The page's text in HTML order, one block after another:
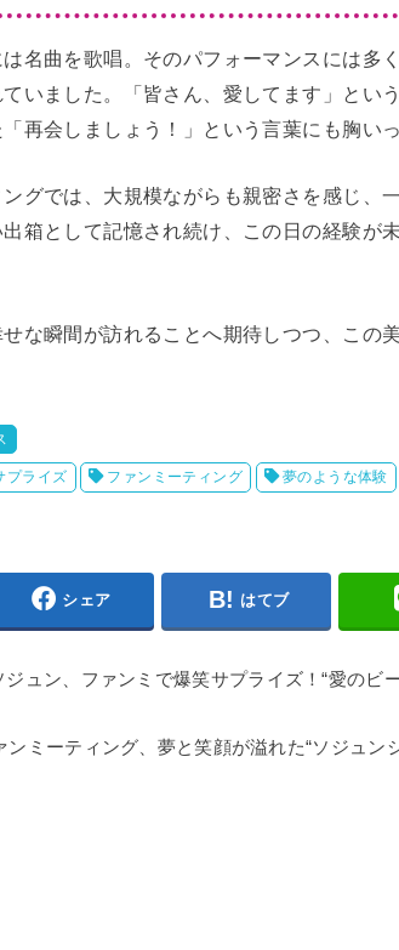
名曲を歌唱。そのパフォーマンスには多
いました。「皆さん、愛してます」とい
再会しましょう！」という言葉にも胸い
グでは、大規模ながらも親密さを感じ、
箱として記憶され続け、この日の経験が
な瞬間が訪れることへ期待しつつ、この
プライズ ファンミーティング 夢のような体験
シェア はてブ
ジュン、ファンミで爆笑サプライズ！“愛のビ
ンミーティング、夢と笑顔が溢れた“ソジュン